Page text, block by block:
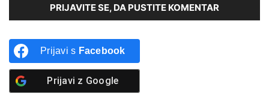
PRIJAVITE SE, DA PUSTITE KOMENTAR
Prijavi s Facebook
Prijavi z Google